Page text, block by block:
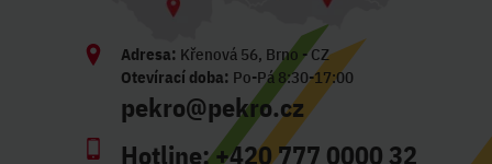
Adresa: Křenová 56, Brno - CZ
Otevírací doba: Po-Pá 8:30-17:00
pekro@pekro.cz
Hotline:+420 777 0000 32